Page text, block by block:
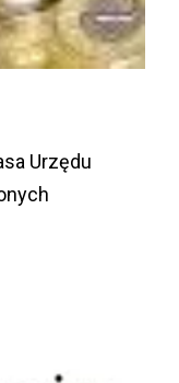
Urzędu